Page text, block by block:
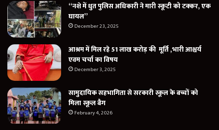
“नशे में धुत पुलिस अधिकारी ने मारी स्कूटी को टक्कर, एक
घायल”
December 23, 2025
आश्रम में मिल रहे 51 लाख करोड़ की मूर्ति ,भारी आश्चर्य
एवम चर्चा का विषय
December 3, 2025
सामुदायिक सहभागिता से सरकारी स्कूल के बच्चों को
मिला स्कूल बैग
February 4, 2026